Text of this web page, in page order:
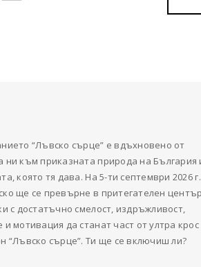
“Лъвско сърце” е вдъхновено от
ни към приказната природа на България
която тя дава. На 5-ти септември 2026 г.
ще се превърне в притегателен център
с достатъчно смелост, издръжливост,
и мотивация да станат част от ултра крос
“Лъвско сърце”. Ти ще се включиш ли?